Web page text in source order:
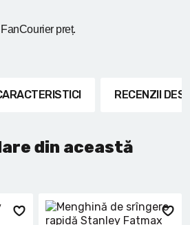
preț.
RECENZII
din această